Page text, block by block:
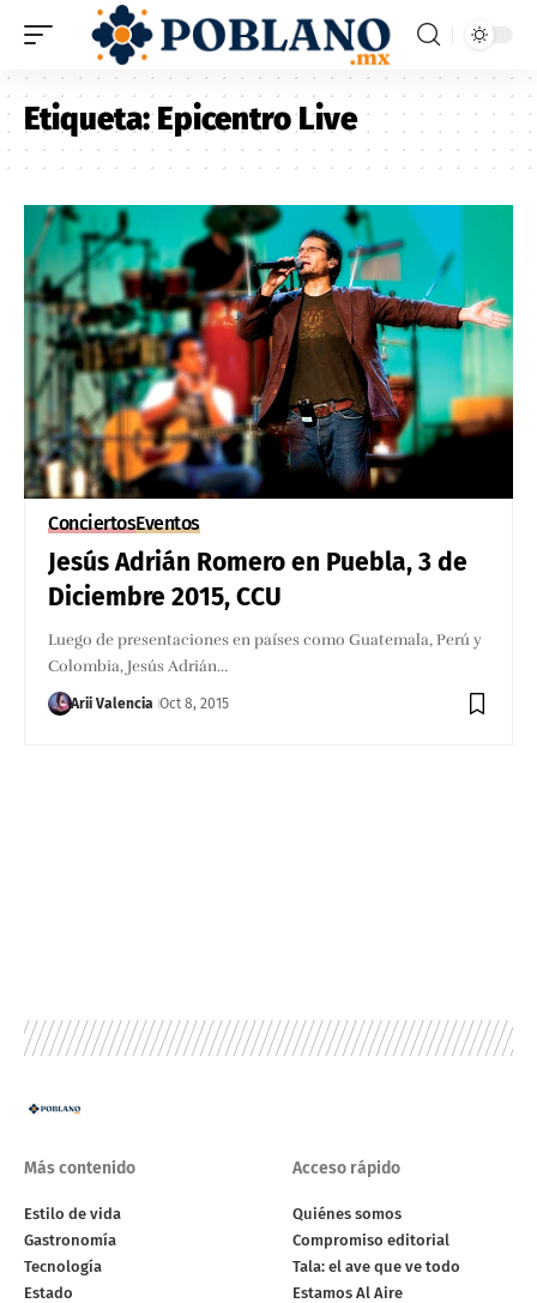
Etiqueta:Epicentro Live
ConciertosEventos
Jesús Adrián Romero en Puebla, 3 de
Diciembre 2015, CCU
Luego de presentaciones en países como Guatemala, Perú y
Colombia, Jesús Adrián…
Arii Valencia Oct 8, 2015
Más contenido
Estilo de vida
Gastronomía
Tecnología
Estado
Acceso rápido
Quiénes somos
Compromiso editorial
Tala: el ave que ve todo
Estamos Al Aire